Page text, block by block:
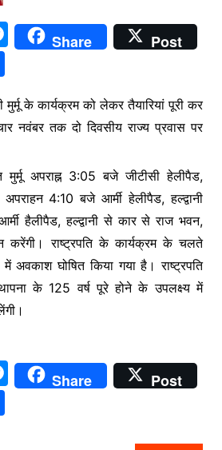
M
e
s
e
n
g
er
Share
Post
S
h
ar
e
मुर्मू के कार्यक्रम को लेकर तैयारियां पूरी कर
नवंबर तक दो दिवसीय राज्य प्रवास‌ पर
मुर्मू अपराह्न 3:05 बजे जीटीसी हेलीपैड,
4:10 बजे आर्मी हेलीपैड, हल्द्वानी
हैलीपैड, हल्द्वानी से कार से राज भवन,
करेंगी। राष्ट्रपति के कार्यक्रम के चलते
अवकाश घोषित किया गया है। राष्ट्रपति
के 125 वर्ष पूरे होने के उपलक्ष्य में
M
e
Share
Post
S